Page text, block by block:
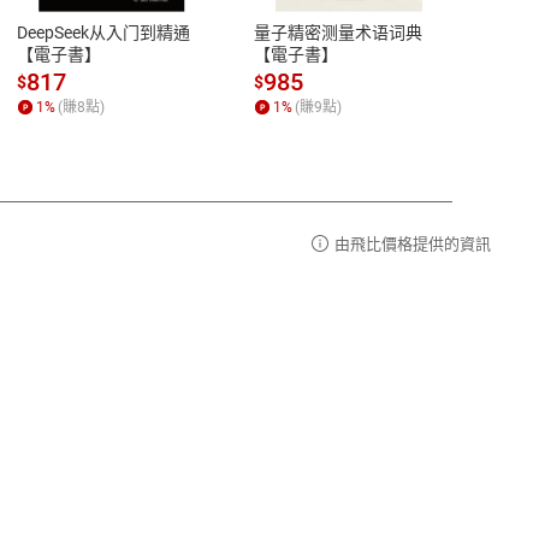
性
參
13:00-17:00 (國定假日及例假日休息)
客服電話：0080-1857077
DeepSeek从入门到精通
【電子書】
$817
1% (賺8點)
量子精密测量术语词典
【電子書】
$985
1% (賺9點)
由飛比價格提供的資訊